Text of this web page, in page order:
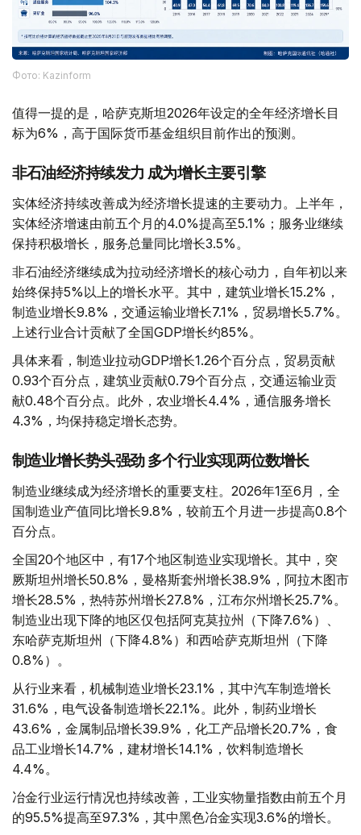
Фото: Kazinform
值得一提的是，哈萨克斯坦2026年设定的全年经济增长目
标为6%，高于国际货币基金组织目前作出的预测。
非石油经济持续发力 成为增长主要引擎
实体经济持续改善成为经济增长提速的主要动力。上半年，
实体经济增速由前五个月的4.0%提高至5.1%；服务业继续
保持积极增长，服务总量同比增长3.5%。
非石油经济继续成为拉动经济增长的核心动力，自年初以来
始终保持5%以上的增长水平。其中，建筑业增长15.2%，
制造业增长9.8%，交通运输业增长7.1%，贸易增长5.7%。
上述行业合计贡献了全国GDP增长约85%。
具体来看，制造业拉动GDP增长1.26个百分点，贸易贡献
0.93个百分点，建筑业贡献0.79个百分点，交通运输业贡
献0.48个百分点。此外，农业增长4.4%，通信服务增长
4.3%，均保持稳定增长态势。
制造业增长势头强劲 多个行业实现两位数增长
制造业继续成为经济增长的重要支柱。2026年1至6月，全
国制造业产值同比增长9.8%，较前五个月进一步提高0.8个
百分点。
全国20个地区中，有17个地区制造业实现增长。其中，突
厥斯坦州增长50.8%，曼格斯套州增长38.9%，阿拉木图市
增长28.5%，热特苏州增长27.8%，江布尔州增长25.7%。
制造业出现下降的地区仅包括阿克莫拉州（下降7.6%）、
东哈萨克斯坦州（下降4.8%）和西哈萨克斯坦州（下降
0.8%）。
从行业来看，机械制造业增长23.1%，其中汽车制造增长
31.6%，电气设备制造增长22.1%。此外，制药业增长
43.6%，金属制品增长39.9%，化工产品增长20.7%，食
品工业增长14.7%，建材增长14.1%，饮料制造增长
4.4%。
冶金行业运行情况也持续改善，工业实物量指数由前五个月
的95.5%提高至97.3%，其中黑色冶金实现3.6%的增长。